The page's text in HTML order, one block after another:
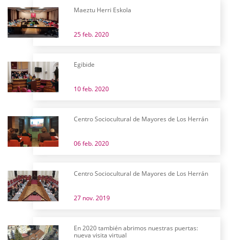
Maeztu Herri Eskola
25 feb. 2020
Egibide
10 feb. 2020
Centro Sociocultural de Mayores de Los Herrán
06 feb. 2020
Centro Sociocultural de Mayores de Los Herrán
27 nov. 2019
En 2020 también abrimos nuestras puertas:
nueva visita virtual